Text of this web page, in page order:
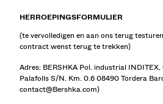
HERROEPINGSFORMULIER
(te vervolledigen en aan ons terug
contract wenst terug te trekken)
Adres: BERSHKA Pol. industrial
Palafolls S/N. Km. 0.6 08490 Tordera
contact@Bershka.com)